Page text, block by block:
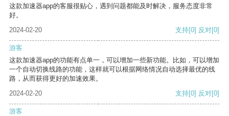
这款加速器app的客服很贴心，遇到问题都能及时解决，服务态度非常
好。
2024-02-20
支持[0] 反对[0]
游客
这款加速器app的功能有点单一，可以增加一些新功能。比如，可以增加
一个自动切换线路的功能，这样就可以根据网络情况自动选择最优的线
路，从而获得更好的加速效果。
2024-02-20
支持[0] 反对[0]
游客